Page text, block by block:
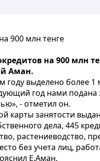
900 млн тенге
на 900 млн
Аман.
выделено более
год нами
- отметил он.
занятости
дела, 445
растениеводство,
без учета лиц,
Е.Аман.